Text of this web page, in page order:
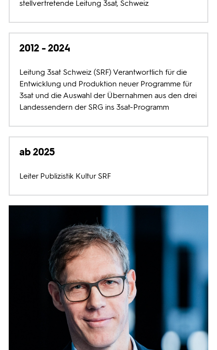
stellvertretende Leitung 3sat, Schweiz
2012 - 2024
Leitung 3sat Schweiz (SRF) Verantwortlich für die
Entwicklung und Produktion neuer Programme für
3sat und die Auswahl der Übernahmen aus den drei
Landessendern der SRG ins 3sat-Programm
ab 2025
Leiter Publizistik Kultur SRF